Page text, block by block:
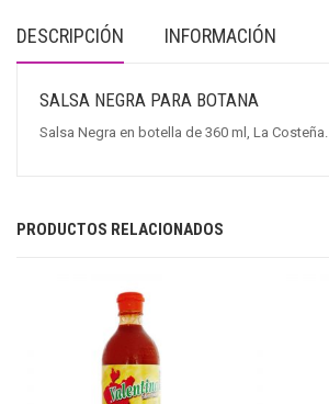
DESCRIPCIÓN INFORMACIÓN
SALSA NEGRA PARA BOTANA
Salsa Negra en botella de 360 ml, La Costeña.
PRODUCTOS RELACIONADOS